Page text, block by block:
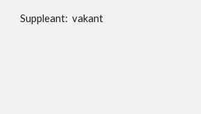
Suppleant: vakant